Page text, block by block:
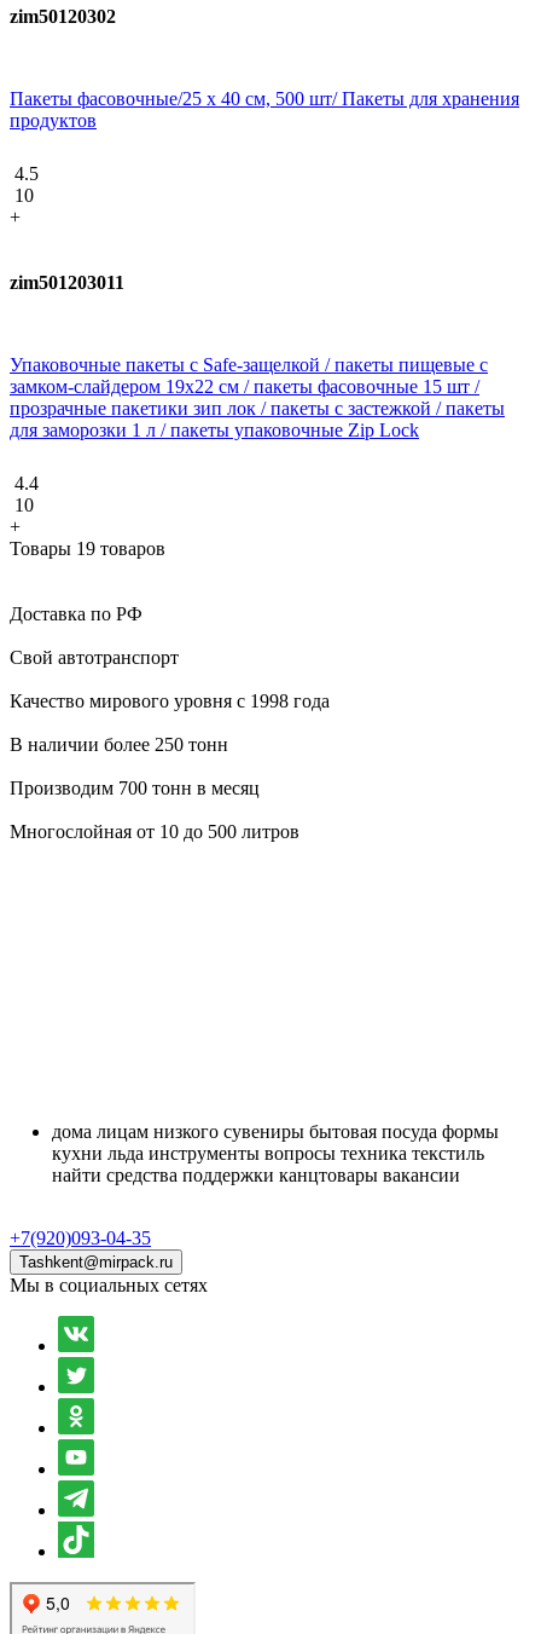
zim50120302
Пакеты фасовочные/25 х 40 см, 500 шт/ Пакеты для хранения
продуктов
4.5
10
+
zim501203011
Упаковочные пакеты с Safe-защелкой / пакеты пищевые с
замком-слайдером 19х22 см / пакеты фасовочные 15 шт /
прозрачные пакетики зип лок / пакеты с застежкой / пакеты
для заморозки 1 л / пакеты упаковочные Zip Lock
4.4
10
+
Товары 19 товаров
Доставка по РФ
Свой автотранспорт
Качество мирового уровня с 1998 года
В наличии более 250 тонн
Производим 700 тонн в месяц
Многослойная от 10 до 500 литров
дома лицам низкого сувениры бытовая посуда формы
кухни льда инструменты вопросы техника текстиль
найти средства поддержки канцтовары вакансии
+7(920)093-04-35
Tashkent@mirpack.ru
Мы в социальных сетях